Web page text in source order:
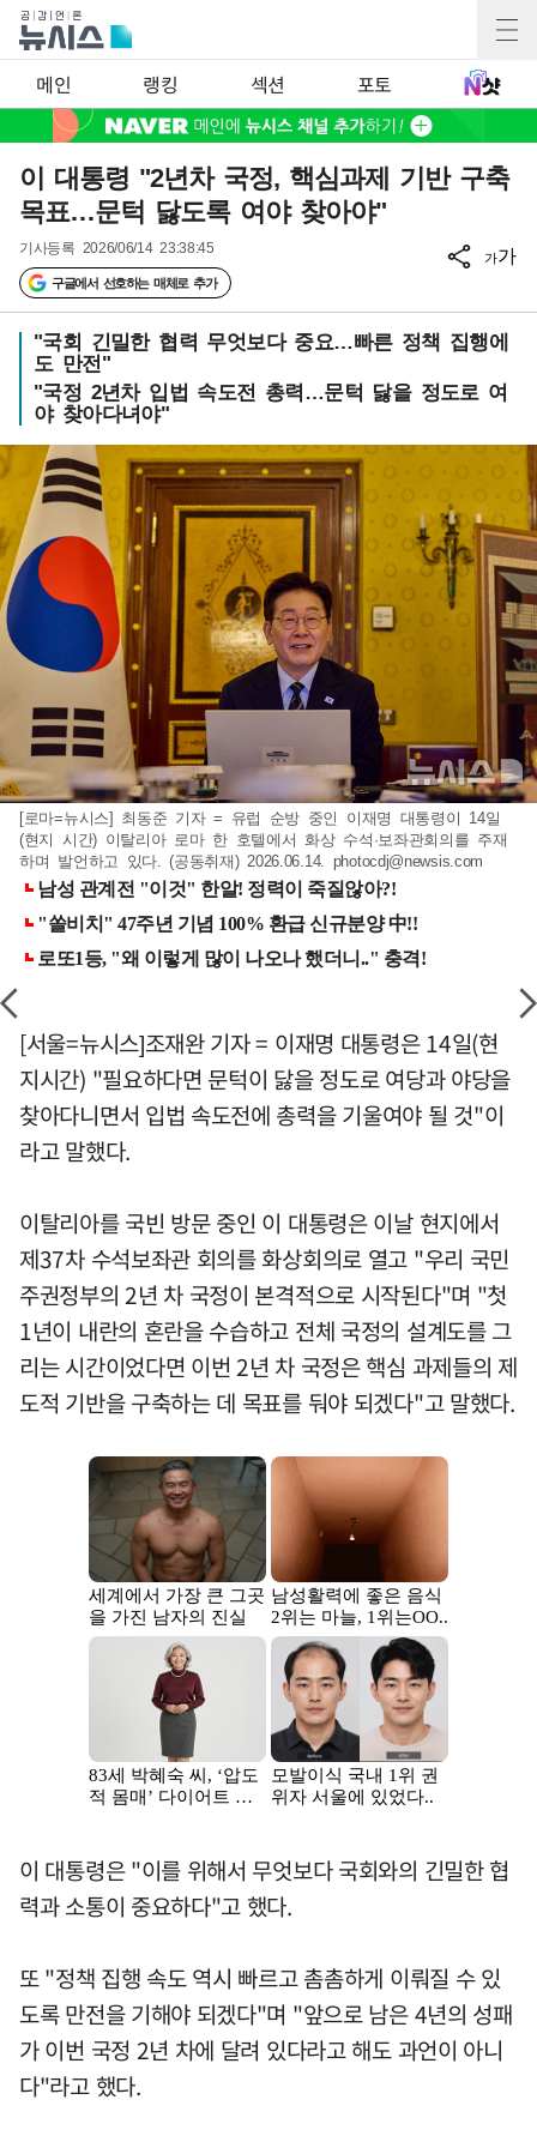
메인 랭킹 섹션 포토
이 대통령 "2년차 국정, 핵심과제 기반 구축
목표…문턱 닳도록 여야 찾아야"
기사등록 2026/06/14 23:38:45
구글에서 선호하는 매체로 추가
가가
"국회 긴밀한 협력 무엇보다 중요…빠른 정책 집행에
도 만전"
"국정 2년차 입법 속도전 총력…문턱 닳을 정도로 여
야 찾아다녀야"
[로마=뉴시스] 최동준 기자 = 유럽 순방 중인 이재명 대통령이 14일
(현지 시간) 이탈리아 로마 한 호텔에서 화상 수석·보좌관회의를 주재
하며 발언하고 있다. (공동취재) 2026.06.14. photocdj@newsis.com
[서울=뉴시스]조재완 기자 = 이재명 대통령은 14일(현
지시간) "필요하다면 문턱이 닳을 정도로 여당과 야당을
찾아다니면서 입법 속도전에 총력을 기울여야 될 것"이
라고 말했다.
이탈리아를 국빈 방문 중인 이 대통령은 이날 현지에서
제37차 수석보좌관 회의를 화상회의로 열고 "우리 국민
주권정부의 2년 차 국정이 본격적으로 시작된다"며 "첫
1년이 내란의 혼란을 수습하고 전체 국정의 설계도를 그
리는 시간이었다면 이번 2년 차 국정은 핵심 과제들의 제
도적 기반을 구축하는 데 목표를 둬야 되겠다"고 말했다.
이 대통령은 "이를 위해서 무엇보다 국회와의 긴밀한 협
력과 소통이 중요하다"고 했다.
또 "정책 집행 속도 역시 빠르고 촘촘하게 이뤄질 수 있
도록 만전을 기해야 되겠다"며 "앞으로 남은 4년의 성패
가 이번 국정 2년 차에 달려 있다라고 해도 과언이 아니
다"라고 했다.